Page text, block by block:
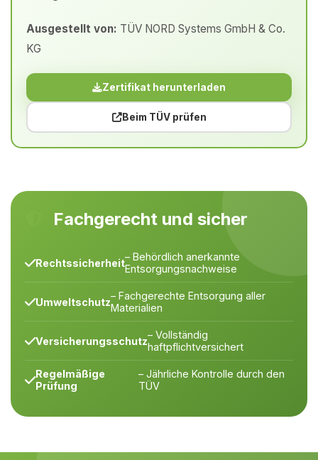
Ausgestellt von: TÜV NORD Systems GmbH & Co.
KG
Zertifikat herunterladen
Beim TÜV prüfen
Fachgerecht und sicher
Rechtssicherheit– Behördlich anerkannte
Entsorgungsnachweise
Umweltschutz– Fachgerechte Entsorgung aller
Materialien
Versicherungsschutz– Vollständig
haftpflichtversichert
Regelmäßige
Prüfung
– Jährliche Kontrolle durch den
TÜV